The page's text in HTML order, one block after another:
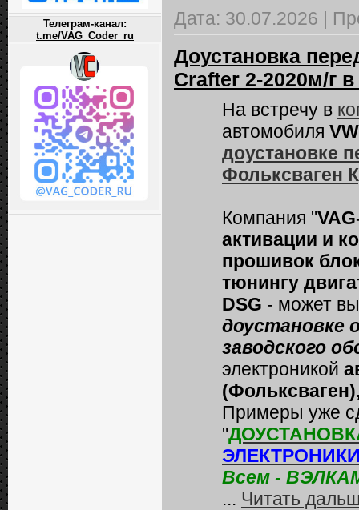
Телеграм-канал:
t.me/VAG_Coder_ru
Дата: 30.07.2026 |
Доустановка
Crafter 2-2020м/г
На встречу в
автомобиля
доустановке
Фольксваген
Компания "
активации и
прошивок
тюнингу
DSG - может
доустановке
заводского
электроникой
Примеры уже
"
Всем -
... Читать